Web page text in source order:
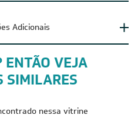
Adicionais
ENTÃO VEJA
SIMILARES
nessa vitrine